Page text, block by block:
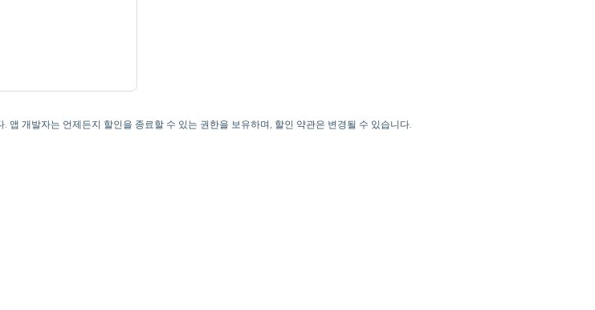
개발자는 언제든지 할인을 종료할 수 있는 권한을 보유하며, 할인 약관은 변경될 수 있습니다.